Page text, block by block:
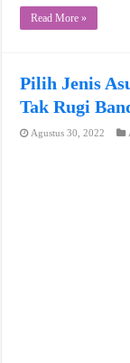
Read More »
Pilih Jenis
Tak Rugi
Agustus 30, 2022